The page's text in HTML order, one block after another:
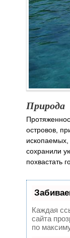
Природа
островов,
ископаемых,
сохранили
похвастать
Каждая
сайта
по